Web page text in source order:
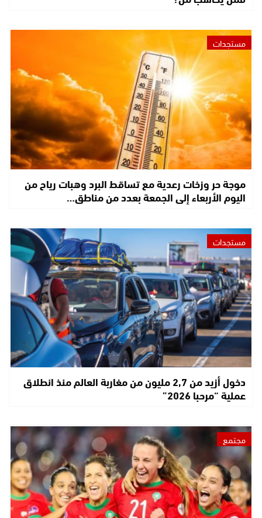
مستجدات
موجة حر وزخات رعدية مع تساقط البرد وهبات رياح من
اليوم الأربعاء إلى الجمعة بعدد من مناطق…
مستجدات
دخول أزيد من 2,7 مليون من مغاربة العالم منذ انطلاق
عملية “مرحبا 2026”
مجتمع